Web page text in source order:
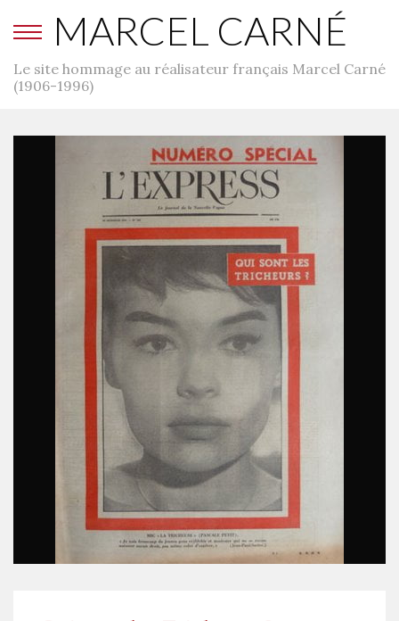
MARCEL CARNÉ
Le site hommage au réalisateur français Marcel Carné
(1906-1996)